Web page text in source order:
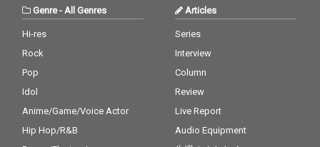
Genre- All Genres
Hi-res
Rock
Pop
Idol
Anime/Game/Voice Actor
Hip Hop/R&B
Articles
Series
Interview
Column
Review
Live Report
Audio Equipment